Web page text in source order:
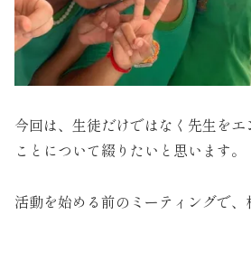
今回は、生徒だけではなく先生をエ
ことについて綴りたいと思います。
活動を始める前のミーティングで、